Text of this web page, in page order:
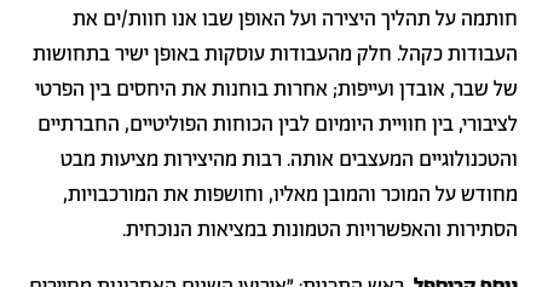
חותמה על תהליך היצירה ועל האופן שבו אנו חוות/ים את
העבודות כקהל. חלק מהעבודות עוסקות באופן ישיר בתחושות
של שבר, אובדן ועייפות; אחרות בוחנות את היחסים בין הפרטי
לציבורי, בין חוויית היומיום לבין הכוחות הפוליטיים, החברתיים
והטכנולוגיים המעצבים אותה. רבות מהיצירות מציעות מבט
מחודש על המוכר והמובן מאליו, וחושפות את המורכבויות,
הסתירות והאפשרויות הטמונות במציאות הנוכחית.